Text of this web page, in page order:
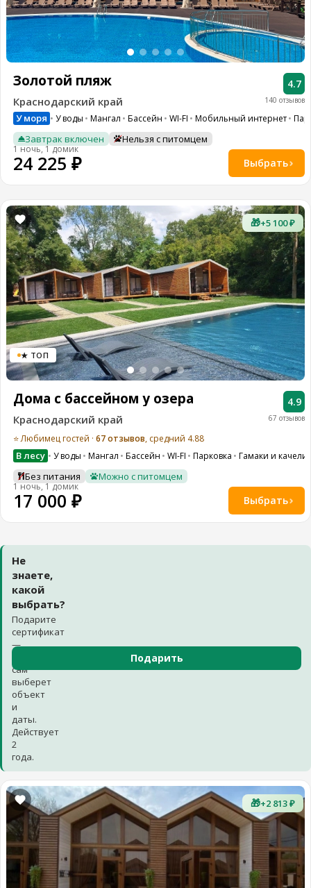
140 отзывов
4.7
Золотой пляж
Краснодарский край
У моря У воды Мангал Бассейн WI-FI Мобильный интернет
Завтрак включен Нельзя с питомцем
1 ночь, 1 домик
24 225 ₽ Выбрать
🎁+5 100 ₽
★ ТОП
67 отзывов
4.9
Дома с бассейном у озера
Краснодарский край
⭐ Любимец гостей · 67 отзывов, средний 4.88
В лесу У воды Мангал Бассейн WI-FI Парковка Гамаки и
Без питания Можно с питомцем
1 ночь, 1 домик
17 000 ₽ Выбрать
Не
знаете,
какой
выбрать?
Подарите
сертификат
—
сам
выберет
объект
и
даты.
Действует
2
года.
Подарить
🎁+2 813 ₽